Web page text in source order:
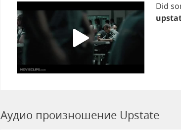
Did
Аудио произношение Upstate